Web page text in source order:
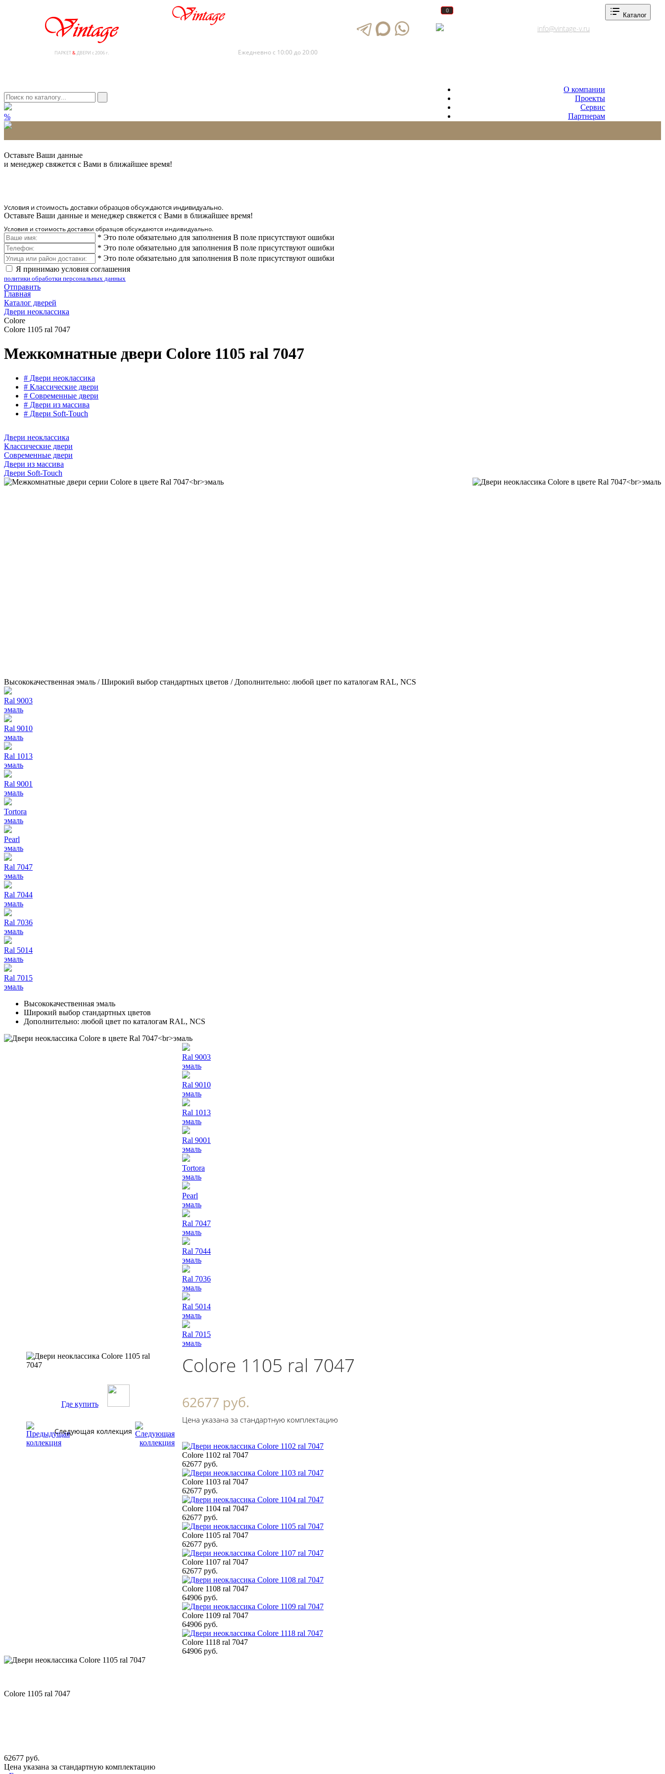
ПАРКЕТ&ДВЕРИ с 2006 г. Ежедневно с 10:00 до 20:00
info@vintage-v.ru
0
0
О компании
Проекты
Сервис
Партнерам
Каталог
%
Оставьте Ваши данные
и менеджер свяжется с Вами в ближайшее время!
Условия и стоимость доставки образцов обсуждаются индивидуально.
Оставьте Ваши данные и менеджер свяжется с Вами в ближайшее время!
Условия и стоимость доставки образцов обсуждаются индивидуально.
* Это поле обязательно для заполнения В поле присутствуют ошибки
* Это поле обязательно для заполнения В поле присутствуют ошибки
* Это поле обязательно для заполнения В поле присутствуют ошибки
Я принимаю условия соглашения
политики обработки персональных данных
Отправить
Главная
Каталог дверей
Двери неоклассика
Colore
Colore 1105 ral 7047
Межкомнатные двери Colore 1105 ral 7047
# Двери неоклассика
# Классические двери
# Современные двери
# Двери из массива
# Двери Soft-Touch
Двери неоклассика
Классические двери
Современные двери
Двери из массива
Двери Soft-Touch
Высококачественная эмаль / Широкий выбор стандартных цветов / Дополнительно: любой цвет по каталогам RAL, NCS
Ral 9003
эмаль
Ral 9010
эмаль
Ral 1013
эмаль
Ral 9001
эмаль
Tortora
эмаль
Pearl
эмаль
Ral 7047
эмаль
Ral 7044
эмаль
Ral 7036
эмаль
Ral 5014
эмаль
Ral 7015
эмаль
Высококачественная эмаль
Широкий выбор стандартных цветов
Дополнительно: любой цвет по каталогам RAL, NCS
Где купить
Следующая коллекция
Ral 9003
эмаль
Ral 9010
эмаль
Ral 1013
эмаль
Ral 9001
эмаль
Tortora
эмаль
Pearl
эмаль
Ral 7047
эмаль
Ral 7044
эмаль
Ral 7036
эмаль
Ral 5014
эмаль
Ral 7015
эмаль
Colore 1105 ral 7047
62677 руб.
Цена указана за стандартную комплектацию
Colore 1102 ral 7047
62677 руб.
Colore 1103 ral 7047
62677 руб.
Colore 1104 ral 7047
62677 руб.
Colore 1105 ral 7047
62677 руб.
Colore 1107 ral 7047
62677 руб.
Colore 1108 ral 7047
64906 руб.
Colore 1109 ral 7047
64906 руб.
Colore 1118 ral 7047
64906 руб.
Colore 1105 ral 7047
62677 руб.
Цена указана за стандартную комплектацию